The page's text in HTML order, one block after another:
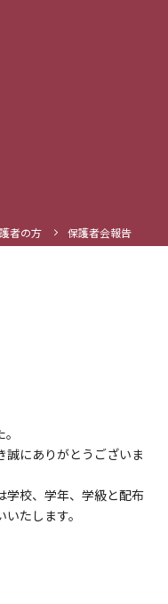
者の方 保護者会報告
誠にありがとうございま
学校、学年、学級と配布
たします。